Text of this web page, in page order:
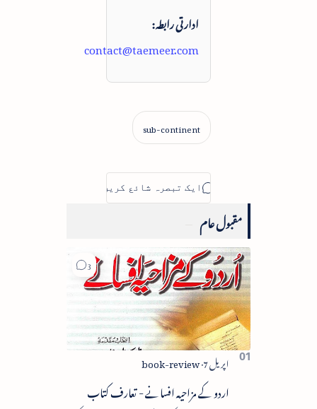
ادارتی رابطہ:
contact@taemeer.com
مقبول عام
اردو کے مزاحیہ افسانے - تعارف کتاب